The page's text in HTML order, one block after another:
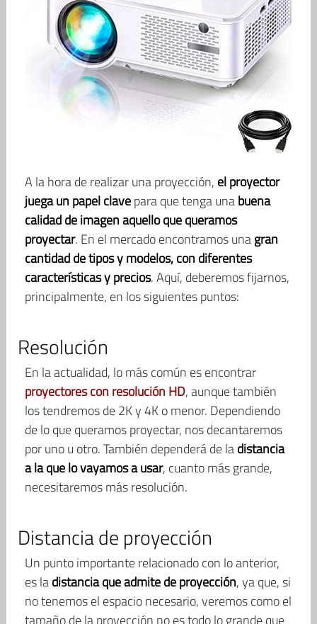
A la hora de realizar una proyección, el proyector
juega un papel clavepara que tenga unabuena
calidad de imagen aquello que queramos
proyectar. En el mercado encontramos unagran
cantidad de tipos y modelos, con diferentes
características y precios. Aquí, deberemos fijarnos,
principalmente, en los siguientes puntos:
Resolución
En la actualidad, lo más común es encontrar
proyectores con resolución HD, aunque también
los tendremos de 2K y 4K o menor. Dependiendo
de lo que queramos proyectar, nos decantaremos
por uno u otro. También dependerá de ladistancia
a la que lo vayamos a usar, cuanto más grande,
necesitaremos más resolución.
Distancia de proyección
Un punto importante relacionado con lo anterior,
es ladistancia que admite de proyección, ya que, si
no tenemos el espacio necesario, veremos como el
tamaño de la proyección no es todo lo grande que